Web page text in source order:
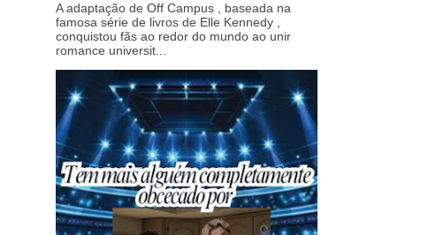
A adaptação de Off Campus , baseada na
famosa série de livros de Elle Kennedy ,
conquistou fãs ao redor do mundo ao unir
romance universit...